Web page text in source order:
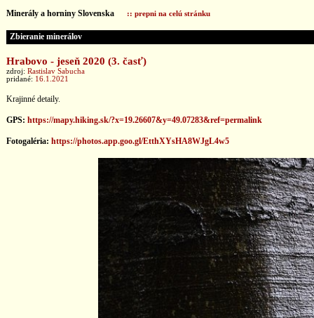
Minerály a horniny Slovenska :: prepni na celú stránku
Zbieranie minerálov
Hrabovo - jeseň 2020 (3. časť)
zdroj: Rastislav Sabucha
pridané: 16.1.2021
Krajinné detaily.
GPS: https://mapy.hiking.sk/?x=19.26607&y=49.07283&ref=permalink
Fotogaléria: https://photos.app.goo.gl/EtthXYsHA8WJgL4w5